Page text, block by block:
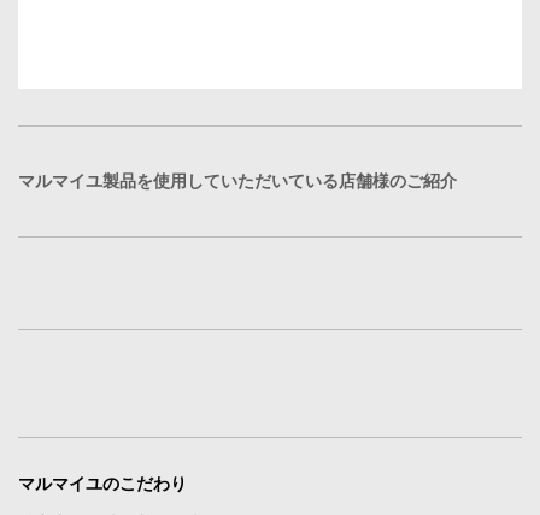
マルマイユ製品を使用していただいている店舗様のご紹介
マルマイユのこだわり